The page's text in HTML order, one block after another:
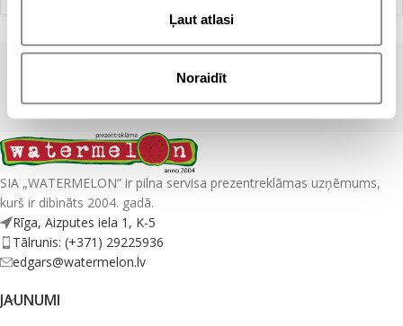
Ļaut atlasi
Noraidīt
SIA „WATERMELON” ir pilna servisa prezentreklāmas uzņēmums,
kurš ir dibināts 2004. gadā.
Rīga, Aizputes iela 1, K-5
Tālrunis: (+371) 29225936
edgars@watermelon.lv
JAUNUMI